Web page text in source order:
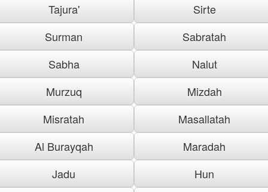
Tajura'
Sirte
Surman
Sabratah
Sabha
Nalut
Murzuq
Mizdah
Misratah
Masallatah
Al Burayqah
Maradah
Jadu
Hun